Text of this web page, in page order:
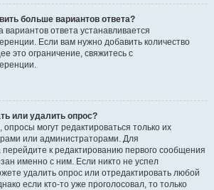
больше вариантов ответа?
вариантов ответа устанавливается
Если вам нужно добавить количество
это ограничение, свяжитесь с
или удалить опрос?
могут редактироваться только их
или администраторами. Для
к редактированию первого сообщения
именно с ним. Если никто не успел
удалить опрос или отредактировать любой
если кто-то уже проголосовал, то только